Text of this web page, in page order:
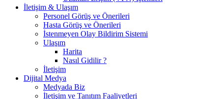
İletişim & Ulaşım
Personel Görüş ve Önerileri
Hasta Görüş ve Önerileri
İstenmeyen Olay Bildirim Sistemi
Ulaşım
Harita
Nasıl Gidilir ?
İletişim
Dijital Medya
Medyada Biz
İletişim ve Tanıtım Faaliyetleri